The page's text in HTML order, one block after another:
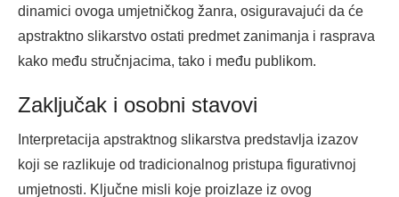
dinamici ovoga umjetničkog žanra, osiguravajući da će
apstraktno slikarstvo ostati predmet zanimanja i rasprava
kako među stručnjacima, tako i među publikom.
Zaključak i osobni stavovi
Interpretacija apstraktnog slikarstva predstavlja izazov
koji se razlikuje od tradicionalnog pristupa figurativnoj
umjetnosti. Ključne misli koje proizlaze iz ovog